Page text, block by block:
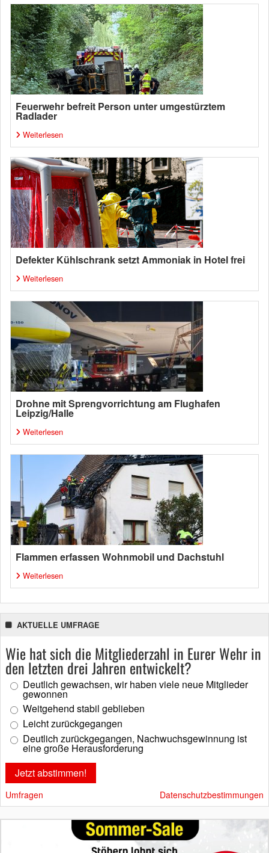
Feuerwehr befreit Person unter umgestürztem
Radlader
Weiterlesen
Defekter Kühlschrank setzt Ammoniak in Hotel frei
Weiterlesen
Drohne mit Sprengvorrichtung am Flughafen
Leipzig/Halle
Weiterlesen
Flammen erfassen Wohnmobil und Dachstuhl
Weiterlesen
AKTUELLE UMFRAGE
Wie hat sich die Mitgliederzahl in Eurer Wehr in
den letzten drei Jahren entwickelt?
Deutlich gewachsen, wir haben viele neue Mitglieder
gewonnen
Weitgehend stabil geblieben
Leicht zurückgegangen
Deutlich zurückgegangen, Nachwuchsgewinnung ist
eine große Herausforderung
Umfragen Datenschutzbestimmungen